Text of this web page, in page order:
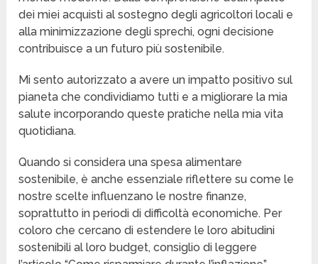
dei miei acquisti al sostegno degli agricoltori locali e
alla minimizzazione degli sprechi, ogni decisione
contribuisce a un futuro più sostenibile.
Mi sento autorizzato a avere un impatto positivo sul
pianeta che condividiamo tutti e a migliorare la mia
salute incorporando queste pratiche nella mia vita
quotidiana.
Quando si considera una spesa alimentare
sostenibile, è anche essenziale riflettere su come le
nostre scelte influenzano le nostre finanze,
soprattutto in periodi di difficoltà economiche. Per
coloro che cercano di estendere le loro abitudini
sostenibili al loro budget, consiglio di leggere